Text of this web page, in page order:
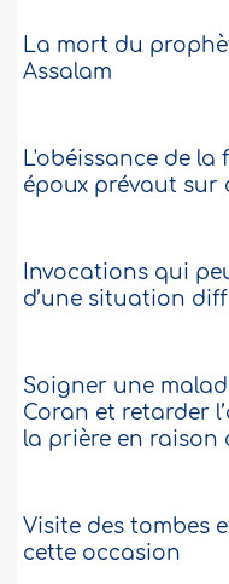
La mort du
Assalam
L'obéissance de la
époux prévaut sur
Invocations qui
d’une situation
Soigner une
Coran et retarder
la prière en raison
Visite des tombes
cette occasion